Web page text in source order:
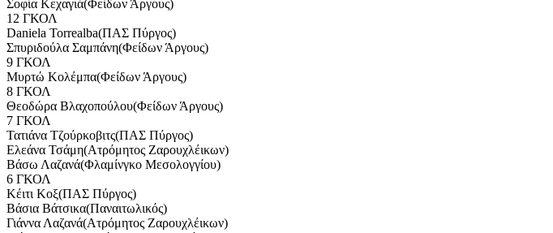
Σοφία Κεχαγιά(Φείδων Άργους)
12 ΓΚΟΛ
Daniela Torrealba(ΠΑΣ Πύργος)
Σπυριδούλα Σαμπάνη(Φείδων Άργους)
9 ΓΚΟΛ
Μυρτώ Κολέμπα(Φείδων Άργους)
8 ΓΚΟΛ
Θεοδώρα Βλαχοπούλου(Φείδων Άργους)
7 ΓΚΟΛ
Τατιάνα Τζούρκοβιτς(ΠΑΣ Πύργος)
Ελεάνα Τσάμη(Ατρόμητος Ζαρουχλέικων)
Βάσω Λαζανά(Φλαμίνγκο Μεσολογγίου)
6 ΓΚΟΛ
Κέιτι Κοξ(ΠΑΣ Πύργος)
Βάσια Βάτσικα(Παναιτωλικός)
Γιάννα Λαζανά(Ατρόμητος Ζαρουχλέικων)